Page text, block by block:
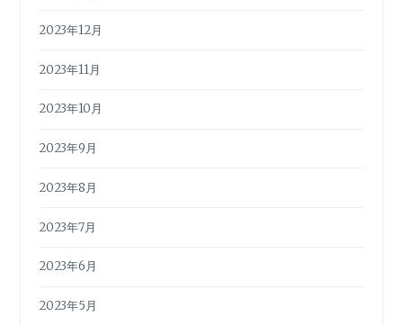
2023年12月
2023年11月
2023年10月
2023年9月
2023年8月
2023年7月
2023年6月
2023年5月